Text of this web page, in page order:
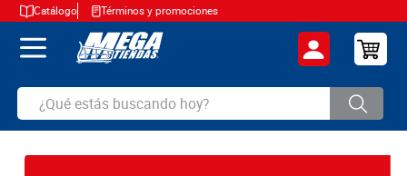
Catálogo Términos y promociones
¿Qué estás buscando hoy?